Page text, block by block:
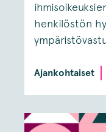
henkilöstön
Ajankohtaiset